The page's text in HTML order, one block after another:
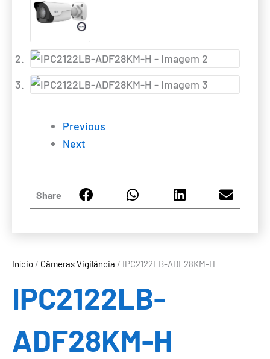
Início / Câmeras Vigilância / IPC2122LB-ADF28KM-H
IPC2122LB-
ADF28KM-H
Previous
Next
Share